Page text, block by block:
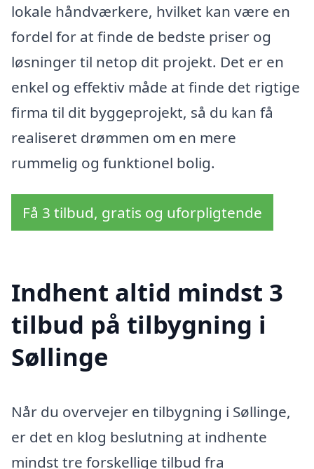
lokale håndværkere, hvilket kan være en
fordel for at finde de bedste priser og
løsninger til netop dit projekt. Det er en
enkel og effektiv måde at finde det rigtige
firma til dit byggeprojekt, så du kan få
realiseret drømmen om en mere
rummelig og funktionel bolig.
Få 3 tilbud, gratis og uforpligtende
Indhent altid mindst 3
tilbud på tilbygning i
Søllinge
Når du overvejer en tilbygning i Søllinge,
er det en klog beslutning at indhente
mindst tre forskellige tilbud fra